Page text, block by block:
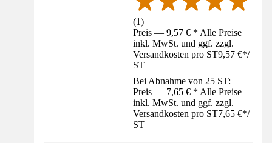
(1)
Preis — 9,57 € * Alle Preise
inkl. MwSt. und ggf. zzgl.
Versandkosten pro ST9,57 €*/
ST
Bei Abnahme von 25 ST:
Preis — 7,65 € * Alle Preise
inkl. MwSt. und ggf. zzgl.
Versandkosten pro ST7,65 €*/
ST